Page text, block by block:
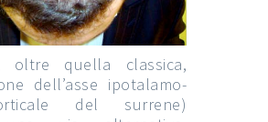
oltre quella classica,
dell’asse ipotalamo-
del surrene)